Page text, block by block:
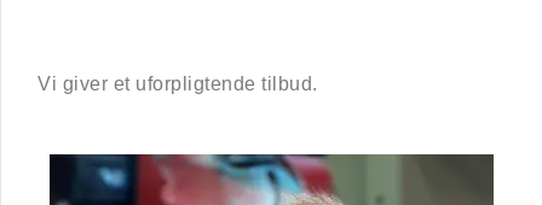
Vi giver et uforpligtende tilbud.